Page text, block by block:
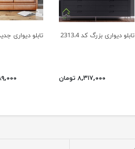
تابلو دیواری بزرگ کد 2313.4
۸,۳۱۷,۰۰۰ تومان
تابلو دیواری